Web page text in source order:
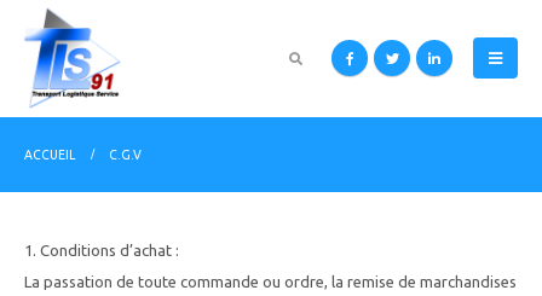
ACCUEIL C.G.V
1. Conditions d’achat :
La passation de toute commande ou ordre, la remise de marchandises